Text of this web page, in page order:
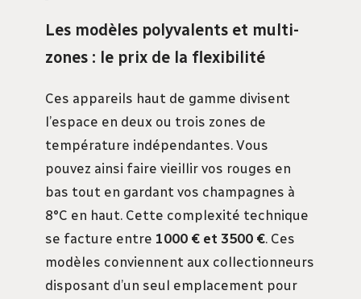
Les modèles polyvalents et multi-
zones : le prix de la flexibilité
Ces appareils haut de gamme divisent
l’espace en deux ou trois zones de
température indépendantes. Vous
pouvez ainsi faire vieillir vos rouges en
bas tout en gardant vos champagnes à
8°C en haut. Cette complexité technique
se facture entre 1000 € et 3500 €. Ces
modèles conviennent aux collectionneurs
disposant d’un seul emplacement pour